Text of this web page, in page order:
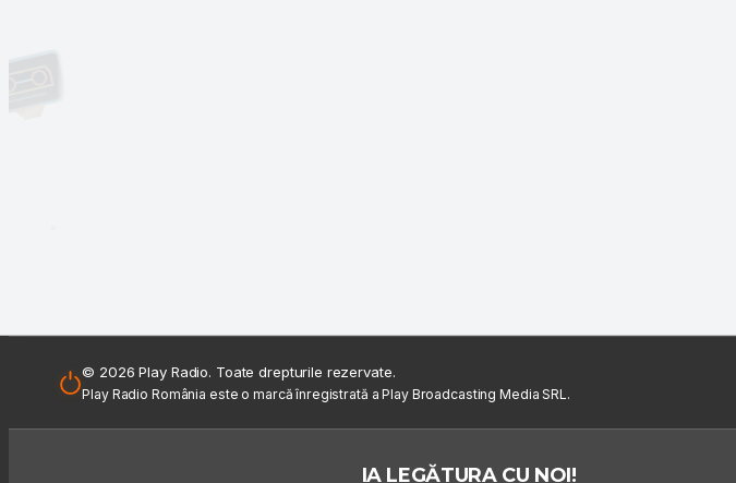
© 2026 Play Radio. Toate drepturile rezervate.
Play Radio România este o marcă înregistrată a Play Broadcasting Media SRL.
IA LEGĂTURA CU NOI!